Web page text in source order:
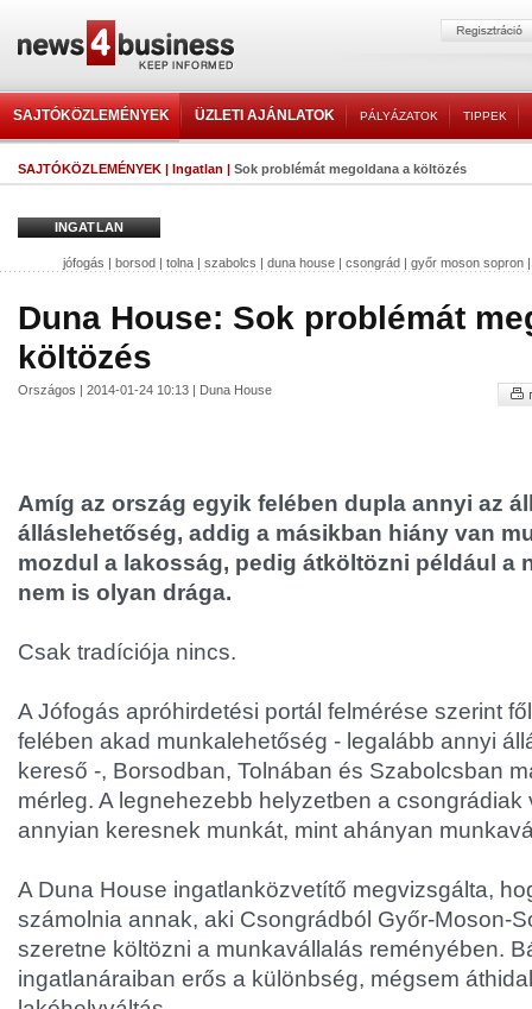
SAJTÓKÖZLEMÉNYEK ÜZLETI AJÁNLATOK PÁLYÁZATOK TIPPEK
SAJTÓKÖZLEMÉNYEK | Ingatlan | Sok problémát megoldana a költözés
INGATLAN
jófogás | borsod | tolna | szabolcs | duna house | csongrád | győr moson sopron
Duna House: Sok problémát
költözés
Országos | 2014-01-24 10:13 | Duna House
Amíg az ország egyik felében dupla annyi az
álláslehetőség, addig a másikban hiány van
mozdul a lakosság, pedig átköltözni például a
nem is olyan drága.
Csak tradíciója nincs.
A Jófogás apróhirdetési portál felmérése szerint
felében akad munkalehetőség - legalább annyi
kereső -, Borsodban, Tolnában és Szabolcsban
mérleg. A legnehezebb helyzetben a csongrádiak
annyian keresnek munkát, mint ahányan
A Duna House ingatlanközvetítő megvizsgálta,
számolnia annak, aki Csongrádból Győr-Moson-
szeretne költözni a munkavállalás reményében.
ingatlanáraiban erős a különbség, mégsem